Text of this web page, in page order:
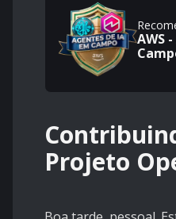
AWS
Projeto